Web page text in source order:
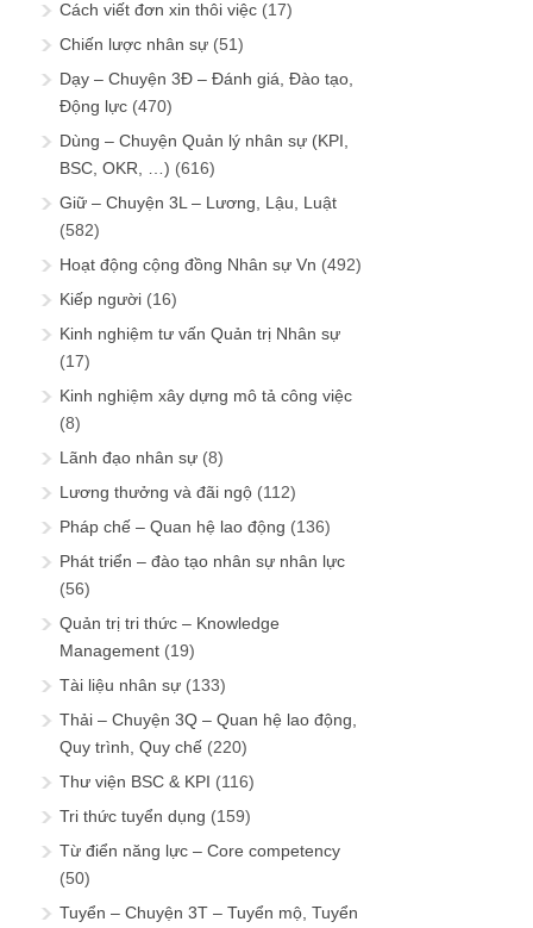
Cách viết đơn xin thôi việc (17)
Chiến lược nhân sự (51)
Dạy – Chuyện 3Đ – Đánh giá, Đào tạo,
Động lực (470)
Dùng – Chuyện Quản lý nhân sự (KPI,
BSC, OKR, …) (616)
Giữ – Chuyện 3L – Lương, Lậu, Luật
(582)
Hoạt động cộng đồng Nhân sự Vn (492)
Kiếp người (16)
Kinh nghiệm tư vấn Quản trị Nhân sự
(17)
Kinh nghiệm xây dựng mô tả công việc
(8)
Lãnh đạo nhân sự (8)
Lương thưởng và đãi ngộ (112)
Pháp chế – Quan hệ lao động (136)
Phát triển – đào tạo nhân sự nhân lực
(56)
Quản trị tri thức – Knowledge
Management (19)
Tài liệu nhân sự (133)
Thải – Chuyện 3Q – Quan hệ lao động,
Quy trình, Quy chế (220)
Thư viện BSC & KPI (116)
Tri thức tuyển dụng (159)
Từ điển năng lực – Core competency
(50)
Tuyển – Chuyện 3T – Tuyển mộ, Tuyển